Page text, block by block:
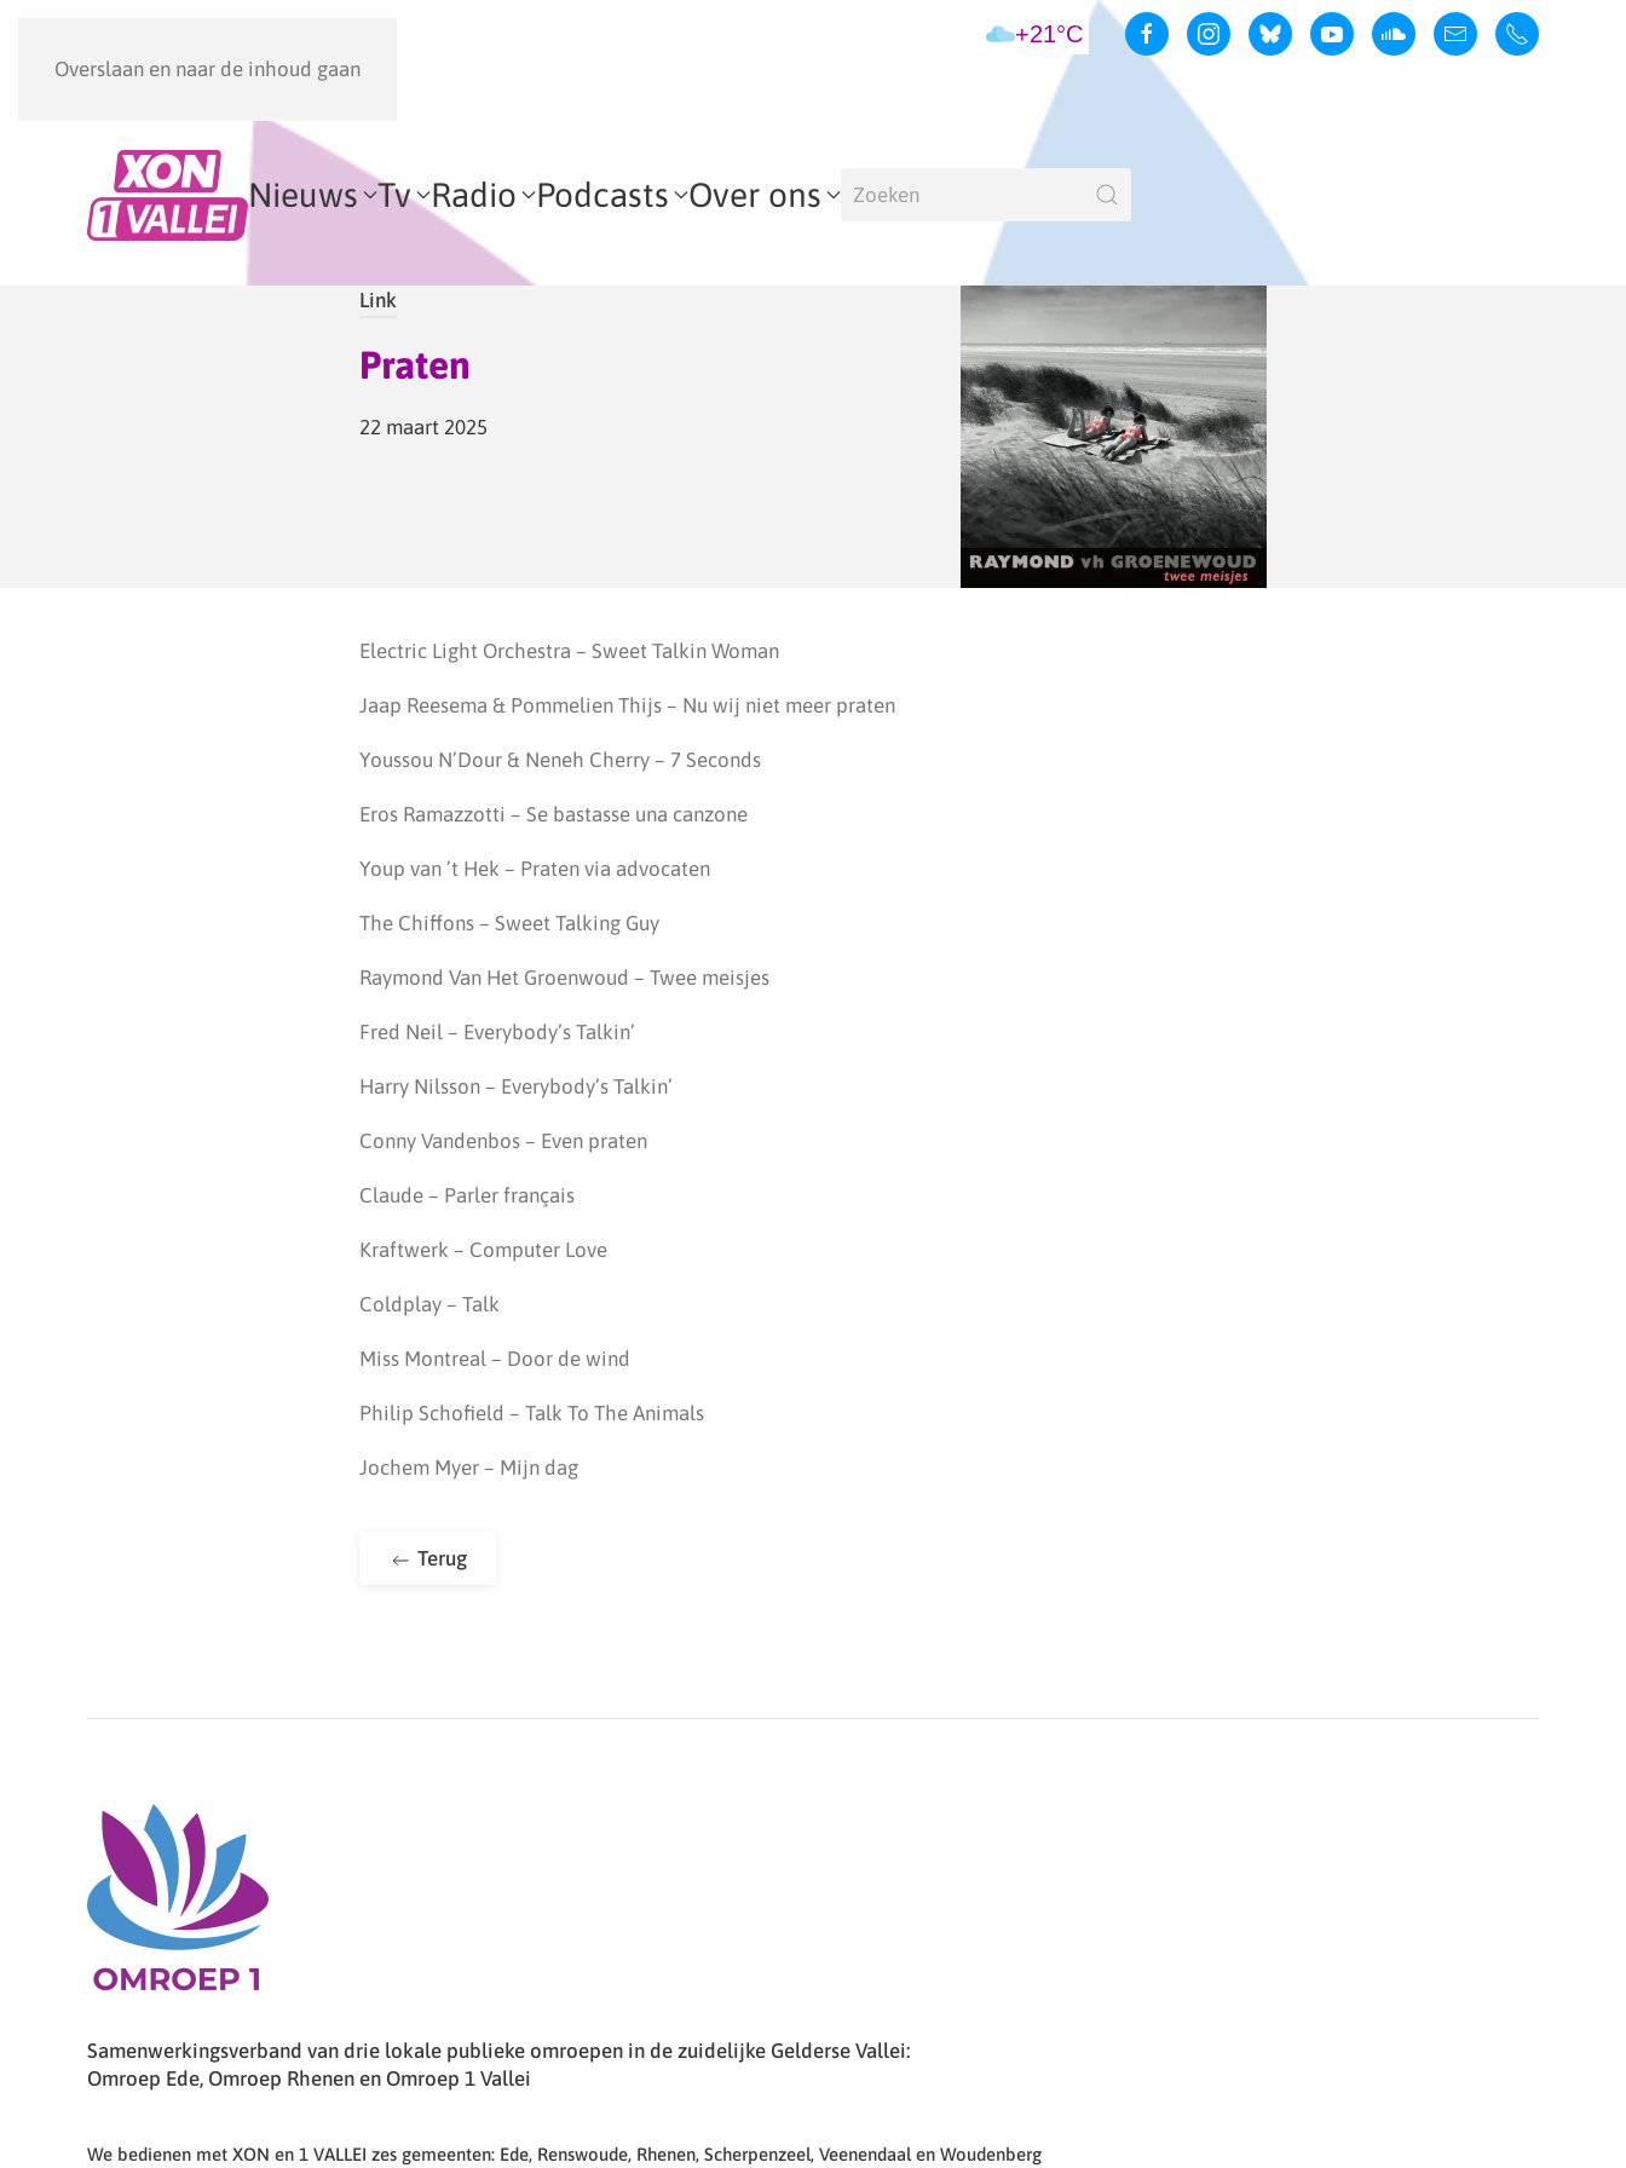
Overslaan en naar de inhoud gaan
+21°C
Nieuws Tv Radio Podcasts Over ons
Link
Praten
22 maart 2025
Electric Light Orchestra – Sweet Talkin Woman
Jaap Reesema & Pommelien Thijs – Nu wij niet meer praten
Youssou N’Dour & Neneh Cherry – 7 Seconds
Eros Ramazzotti – Se bastasse una canzone
Youp van ’t Hek – Praten via advocaten
The Chiffons – Sweet Talking Guy
Raymond Van Het Groenwoud – Twee meisjes
Fred Neil – Everybody’s Talkin’
Harry Nilsson – Everybody’s Talkin’
Conny Vandenbos – Even praten
Claude – Parler français
Kraftwerk – Computer Love
Coldplay – Talk
Miss Montreal – Door de wind
Philip Schofield – Talk To The Animals
Jochem Myer – Mijn dag
Terug
Samenwerkingsverband van drie lokale publieke omroepen in de zuidelijke Gelderse Vallei:
Omroep Ede, Omroep Rhenen en Omroep 1 Vallei
We bedienen met XON en 1 VALLEI zes gemeenten: Ede, Renswoude, Rhenen, Scherpenzeel, Veenendaal en Woudenberg